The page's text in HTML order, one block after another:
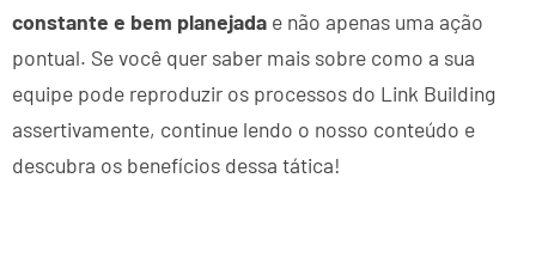
constante e bem planejada e não apenas uma ação
pontual. Se você quer saber mais sobre como a sua
equipe pode reproduzir os processos do Link Building
assertivamente, continue lendo o nosso conteúdo e
descubra os benefícios dessa tática!